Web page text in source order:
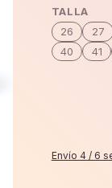
TALLA
26 27
40
41
Envío 4 / 6